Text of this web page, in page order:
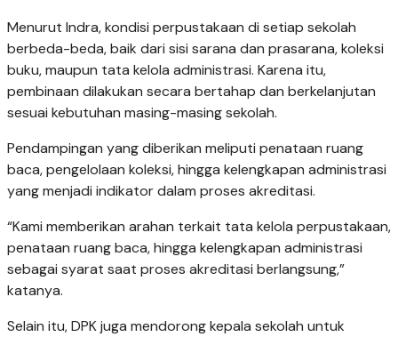
Menurut Indra, kondisi perpustakaan di setiap sekolah
berbeda-beda, baik dari sisi sarana dan prasarana, koleksi
buku, maupun tata kelola administrasi. Karena itu,
pembinaan dilakukan secara bertahap dan berkelanjutan
sesuai kebutuhan masing-masing sekolah.
Pendampingan yang diberikan meliputi penataan ruang
baca, pengelolaan koleksi, hingga kelengkapan administrasi
yang menjadi indikator dalam proses akreditasi.
“Kami memberikan arahan terkait tata kelola perpustakaan,
penataan ruang baca, hingga kelengkapan administrasi
sebagai syarat saat proses akreditasi berlangsung,”
katanya.
Selain itu, DPK juga mendorong kepala sekolah untuk